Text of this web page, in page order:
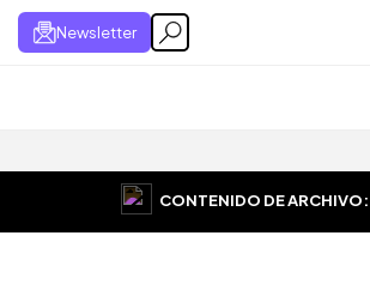
Newsletter
CONTENIDO DE ARCHIVO: